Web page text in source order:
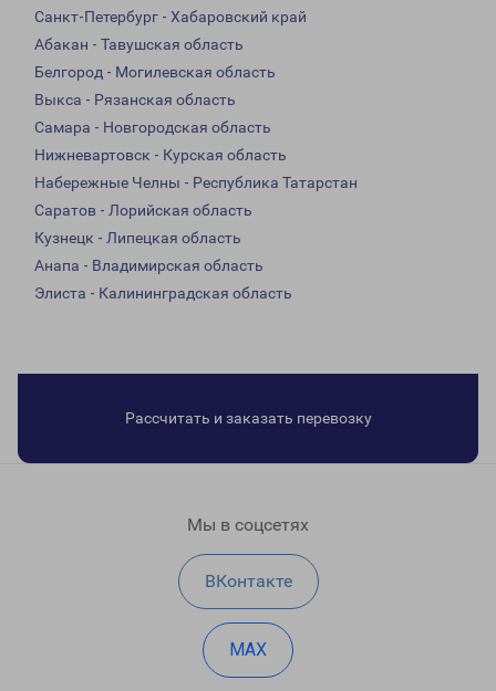
Санкт-Петербург - Хабаровский край
Абакан - Тавушская область
Белгород - Могилевская область
Выкса - Рязанская область
Самара - Новгородская область
Нижневартовск - Курская область
Набережные Челны - Республика Татарстан
Саратов - Лорийская область
Кузнецк - Липецкая область
Анапа - Владимирская область
Элиста - Калининградская область
Рассчитать и заказать перевозку
Мы в соцсетях
ВКонтакте
MAX